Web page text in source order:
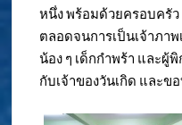
หนึ่ง พร้อมด้วยครอบครั
ตลอดจนการเป็นเจ้าภา
น้อง ๆ เด็กกำพร้า และผู้
กับเจ้าของวันเกิด และ